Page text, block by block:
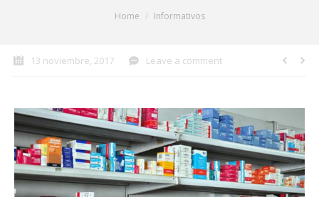
Home Informativos
13 noviembre, 2017 Leave a comment